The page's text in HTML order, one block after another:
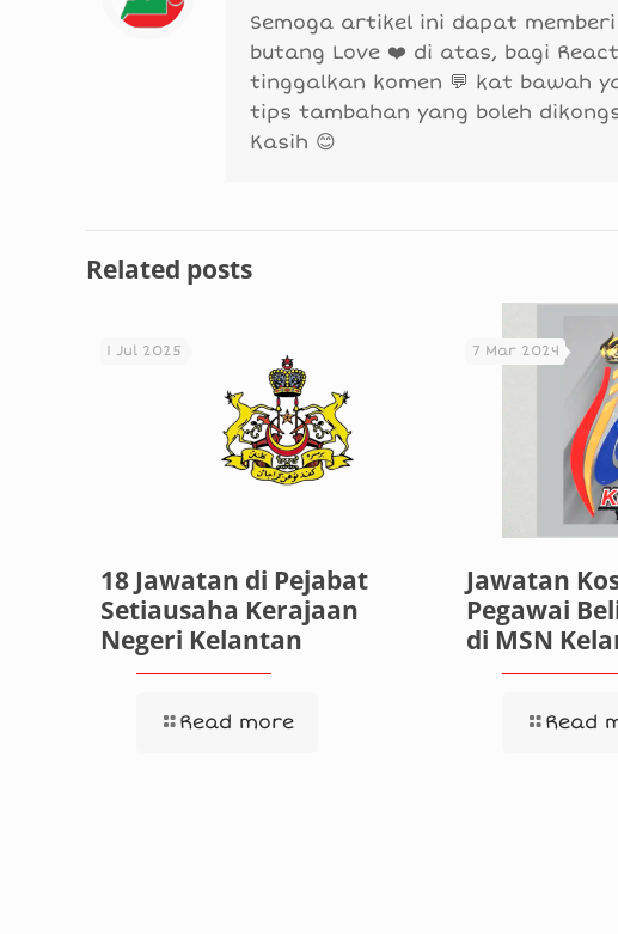
Semoga artikel ini dapat
butang Love ❤️ di atas, bagi
tinggalkan komen 💬 kat bawah
tips tambahan yang boleh
Kasih 😊
Related posts
1 Jul 2025
18 Jawatan di Pejabat
Setiausaha Kerajaan
Negeri Kelantan
Read more
7 Mar 2024
Jawatan
Pegawai
di MSN
Read